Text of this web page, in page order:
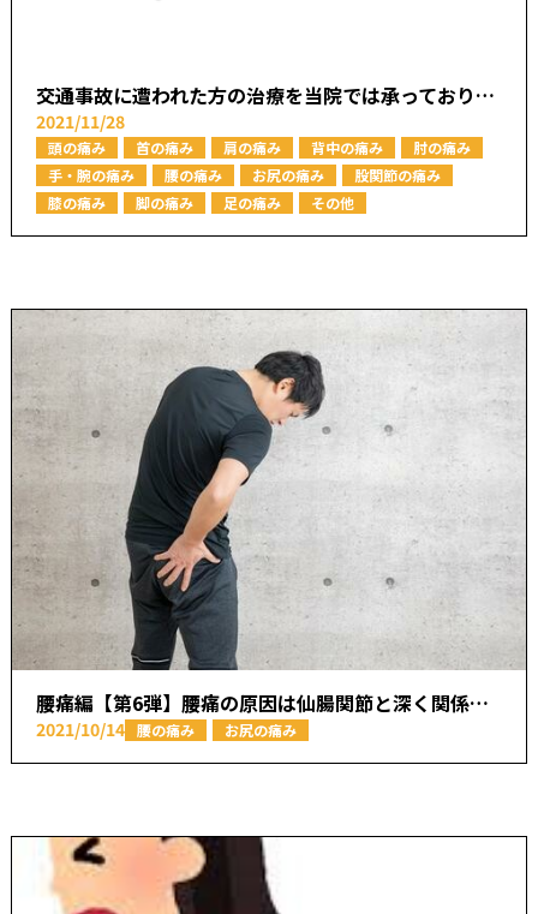
交通事故に遭われた方の治療を当院では承っております【本厚木駅で痛みの原因を取り除く あかつき整骨院】
2021/11/28
頭の痛み 首の痛み 肩の痛み 背中の痛み
肘の痛み
手・腕の痛み
腰の痛み お尻の痛み
股関節の痛み
膝の痛み
脚の痛み 足の痛み その他
腰痛編【第6弾】腰痛の原因は仙腸関節と深く関係していた？【本厚木駅で痛みの原因を取り除く あかつき整骨院】
2021/10/14 腰の痛み お尻の痛み